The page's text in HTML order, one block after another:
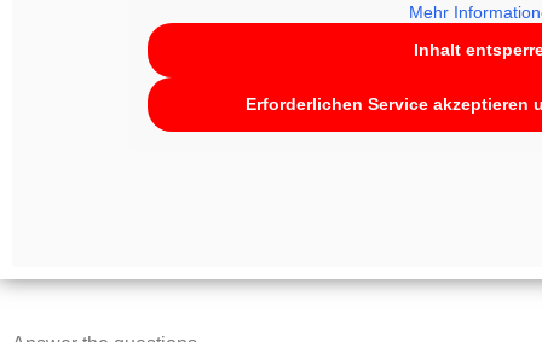
Mehr
Inhalt
Erforderlichen Service akzeptieren